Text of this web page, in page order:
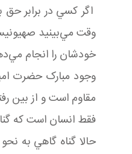
اگر کسي در برابر
وقت مي‌بينيد
خودشان را انجام
وجود مبارک حضرت
مقاوم است و از بين
فقط انسان است که
حالا گناه گاهي به